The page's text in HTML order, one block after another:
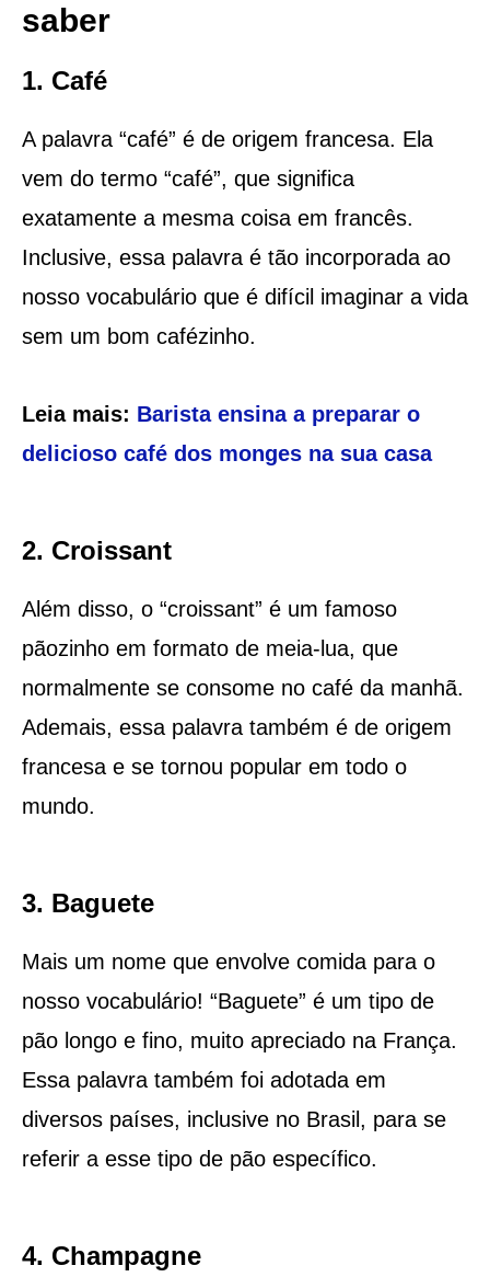
saber
1. Café
A palavra “café” é de origem francesa. Ela
vem do termo “café”, que significa
exatamente a mesma coisa em francês.
Inclusive, essa palavra é tão incorporada ao
nosso vocabulário que é difícil imaginar a vida
sem um bom cafézinho.
Leia mais: Barista ensina a preparar o
delicioso café dos monges na sua casa
2. Croissant
Além disso, o “croissant” é um famoso
pãozinho em formato de meia-lua, que
normalmente se consome no café da manhã.
Ademais, essa palavra também é de origem
francesa e se tornou popular em todo o
mundo.
3. Baguete
Mais um nome que envolve comida para o
nosso vocabulário! “Baguete” é um tipo de
pão longo e fino, muito apreciado na França.
Essa palavra também foi adotada em
diversos países, inclusive no Brasil, para se
referir a esse tipo de pão específico.
4. Champagne